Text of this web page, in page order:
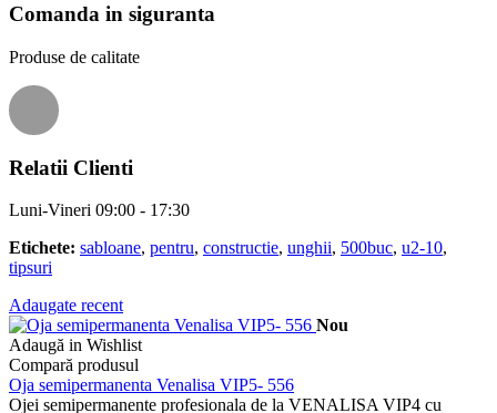
Comanda in siguranta
Produse de calitate
Relatii Clienti
Luni-Vineri 09:00 - 17:30
Etichete: sabloane, pentru, constructie, unghii, 500buc, u2-10,
tipsuri
Adaugate recent
Nou
Adaugă in Wishlist
Compară produsul
Oja semipermanenta Venalisa VIP5- 556
Ojei semipermanente profesionala de la VENALISA VIP4 cu